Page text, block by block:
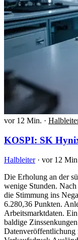
vor 12 Min. ·
KOSPI: SK
Halbleiter · vor 12
Die Erholung an der
wenige Stunden.
die Stimmung ins
6.280,36 Punkten.
Arbeitsmarktdaten.
baldige
Datenveröffentlichung